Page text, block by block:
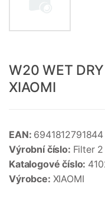
W20 WET
XIAOMI
EAN: 6941812791844
Výrobní číslo: Filter
Katalogové číslo:
Výrobce: XIAOMI